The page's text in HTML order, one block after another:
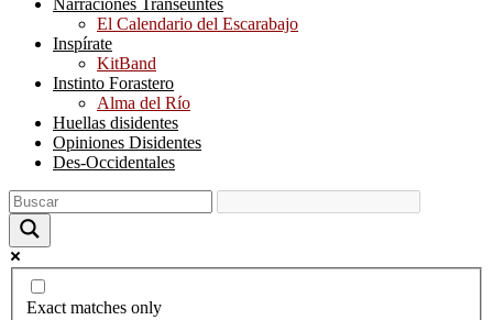
Narraciones Transeúntes
El Calendario del Escarabajo
Inspírate
KitBand
Instinto Forastero
Alma del Río
Huellas disidentes
Opiniones Disidentes
Des-Occidentales
Exact matches only